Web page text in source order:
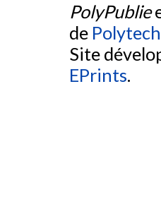
PolyPublie
de
Site
EPrints.